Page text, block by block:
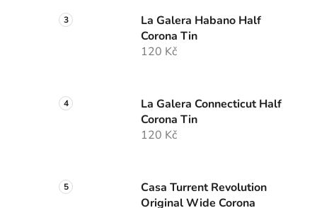
La Galera Habano Half
Corona Tin
120 Kč
La Galera Connecticut Half
Corona Tin
120 Kč
Casa Turrent Revolution
Original Wide Corona